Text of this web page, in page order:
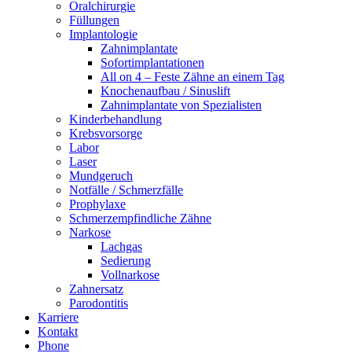
Oralchirurgie
Füllungen
Implantologie
Zahnimplantate
Sofortimplantationen
All on 4 – Feste Zähne an einem Tag
Knochenaufbau / Sinuslift
Zahnimplantate von Spezialisten
Kinderbehandlung
Krebsvorsorge
Labor
Laser
Mundgeruch
Notfälle / Schmerzfälle
Prophylaxe
Schmerzempfindliche Zähne
Narkose
Lachgas
Sedierung
Vollnarkose
Zahnersatz
Parodontitis
Karriere
Kontakt
Phone